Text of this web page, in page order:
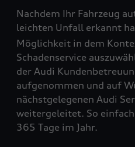
Nachdem Ihr Fahrzeug
leichten Unfall erkannt
Möglichkeit in dem
Schadenservice
der Audi
aufgenommen und auf
nächstgelegenen Audi
weitergeleitet. So
365 Tage im Jahr.